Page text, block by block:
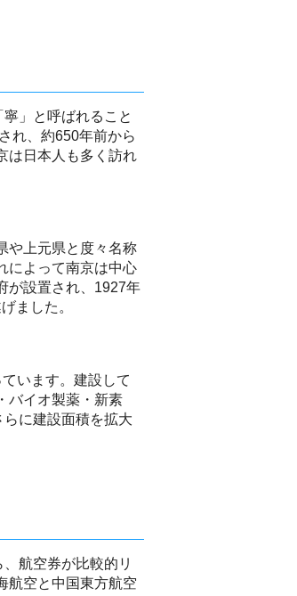
」と呼ばれること
れ、約650年前から
は日本人も多く訪れ
や上元県と度々名称
によって南京は中心
が設置され、1927年
ました。
います。建設して
バイオ製薬・新素
に建設面積を拡大
航空券が比較的リ
航空と中国東方航空